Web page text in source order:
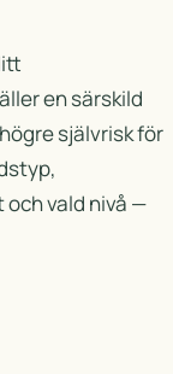
en särskild
självrisk för
vald nivå —